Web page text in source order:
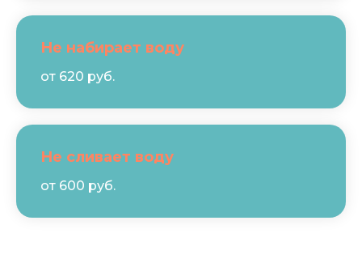
Не набирает воду
от 620 руб.
Не сливает воду
от 600 руб.